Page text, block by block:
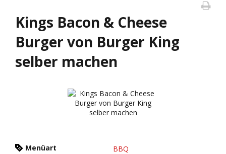
Kings Bacon & Cheese
Burger von Burger King
selber machen
Menüart
BBQ